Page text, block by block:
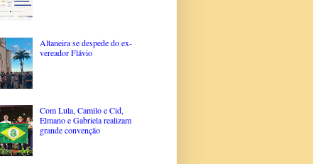
Altaneira se despede do ex-
vereador Flávio
Com Lula, Camilo e Cid,
Elmano e Gabriela realizam
grande convenção